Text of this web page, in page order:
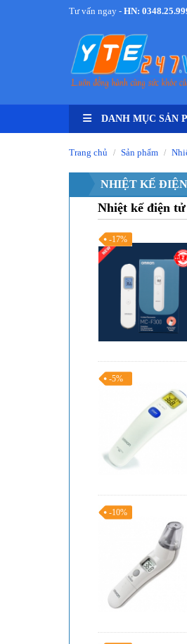
Tư vấn ngay - HN:
DANH MỤC SẢN
Trang chủ / Sản phẩm /
NHIỆT KẾ
Nhiệt kế điện tử
-17%
-5%
-10%